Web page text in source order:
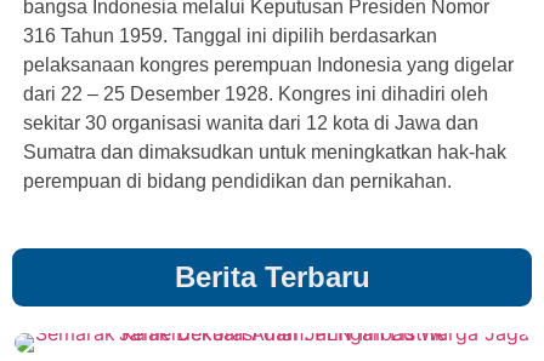
bangsa Indonesia melalui Keputusan Presiden Nomor
316 Tahun 1959. Tanggal ini dipilih berdasarkan
pelaksanaan kongres perempuan Indonesia yang digelar
dari 22 – 25 Desember 1928. Kongres ini dihadiri oleh
sekitar 30 organisasi wanita dari 12 kota di Jawa dan
Sumatra dan dimaksudkan untuk meningkatkan hak-hak
perempuan di bidang pendidikan dan pernikahan.
Berita Terbaru